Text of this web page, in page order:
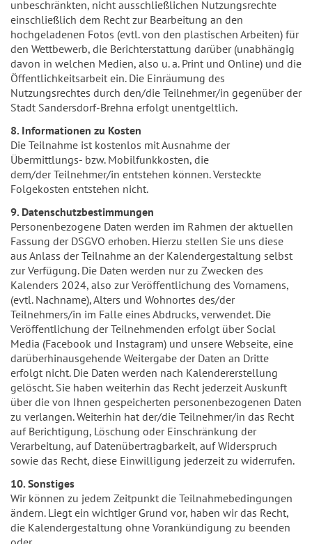
unbeschränkten, nicht ausschließlichen Nutzungsrechte
einschließlich dem Recht zur Bearbeitung an den
hochgeladenen Fotos (evtl. von den plastischen Arbeiten) für
den Wettbewerb, die Berichterstattung darüber (unabhängig
davon in welchen Medien, also u. a. Print und Online) und die
Öffentlichkeitsarbeit ein. Die Einräumung des
Nutzungsrechtes durch den/die Teilnehmer/in gegenüber der
Stadt Sandersdorf-Brehna erfolgt unentgeltlich.
8. Informationen zu Kosten
Die Teilnahme ist kostenlos mit Ausnahme der
Übermittlungs- bzw. Mobilfunkkosten, die
dem/der Teilnehmer/in entstehen können. Versteckte
Folgekosten entstehen nicht.
9. Datenschutzbestimmungen
Personenbezogene Daten werden im Rahmen der aktuellen
Fassung der DSGVO erhoben. Hierzu stellen Sie uns diese
aus Anlass der Teilnahme an der Kalendergestaltung selbst
zur Verfügung. Die Daten werden nur zu Zwecken des
Kalenders 2024, also zur Veröffentlichung des Vornamens,
(evtl. Nachname), Alters und Wohnortes des/der
Teilnehmers/in im Falle eines Abdrucks, verwendet. Die
Veröffentlichung der Teilnehmenden erfolgt über Social
Media (Facebook und Instagram) und unsere Webseite, eine
darüberhinausgehende Weitergabe der Daten an Dritte
erfolgt nicht. Die Daten werden nach Kalendererstellung
gelöscht. Sie haben weiterhin das Recht jederzeit Auskunft
über die von Ihnen gespeicherten personenbezogenen Daten
zu verlangen. Weiterhin hat der/die Teilnehmer/in das Recht
auf Berichtigung, Löschung oder Einschränkung der
Verarbeitung, auf Datenübertragbarkeit, auf Widerspruch
sowie das Recht, diese Einwilligung jederzeit zu widerrufen.
10. Sonstiges
Wir können zu jedem Zeitpunkt die Teilnahmebedingungen
ändern. Liegt ein wichtiger Grund vor, haben wir das Recht,
die Kalendergestaltung ohne Vorankündigung zu beenden